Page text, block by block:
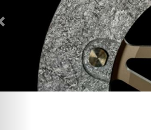
Предыдущий